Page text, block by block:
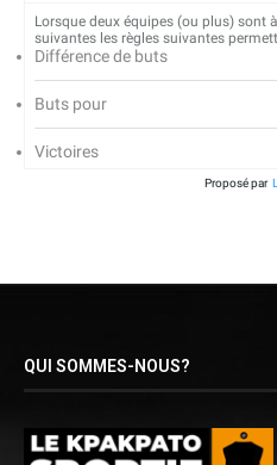
Lorsque deux équipes (ou plus) sont
suivantes les règles suivantes
Différence de buts
Buts pour
Victoires
Proposé par
QUI SOMMES-NOUS?